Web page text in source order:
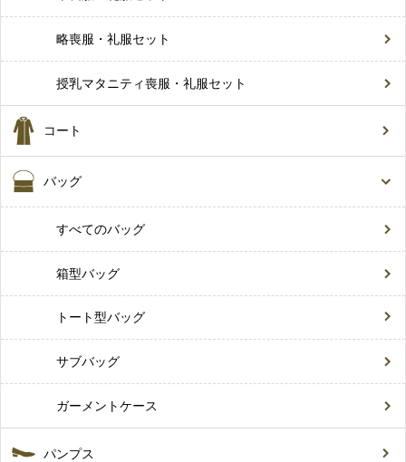
略喪服・礼服セット
授乳マタニティ喪服・礼服セット
コート
バッグ
すべてのバッグ
箱型バッグ
トート型バッグ
サブバッグ
ガーメントケース
パンプス